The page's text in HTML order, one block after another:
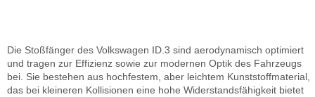
Die Stoßfänger des Volkswagen ID.3 sind aerodynamisch optimiert
und tragen zur Effizienz sowie zur modernen Optik des Fahrzeugs
bei. Sie bestehen aus hochfestem, aber leichtem Kunststoffmaterial,
das bei kleineren Kollisionen eine hohe Widerstandsfähigkeit bietet